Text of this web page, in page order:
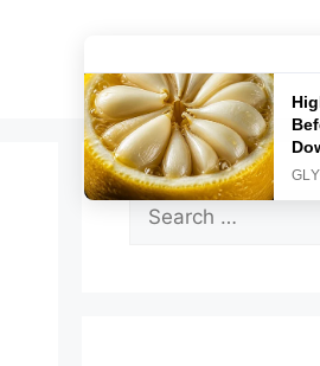
Search
for: